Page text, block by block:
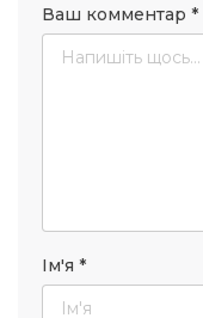
Ваш комментар *
Ім'я *